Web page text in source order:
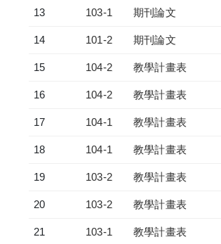
13 103-1 期刊論文
14 101-2 期刊論文
15 104-2 教學計畫表
16 104-2 教學計畫表
17 104-1 教學計畫表
18 104-1 教學計畫表
19 103-2 教學計畫表
20 103-2 教學計畫表
21 103-1 教學計畫表